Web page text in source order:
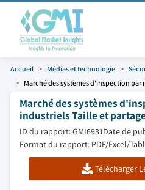
Accueil Médias et technologie
Marché des systèmes d'inspection par
Marché des systèmes
industriels Taille et
ID du rapport: GMI6931Date de
Format du rapport: PDF/Excel/
Télécharger